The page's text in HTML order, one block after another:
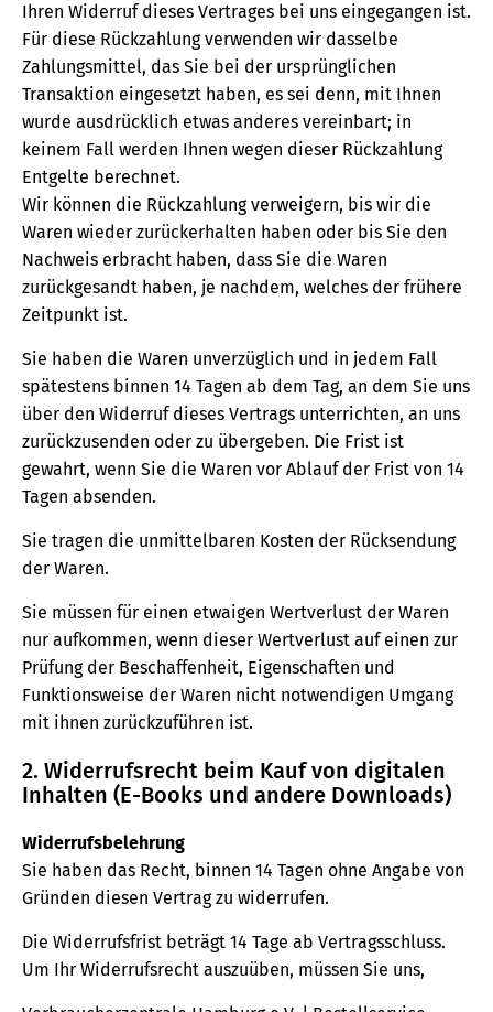
Ihren Widerruf dieses Vertrages bei uns eingegangen ist.
Für diese Rückzahlung verwenden wir dasselbe
Zahlungsmittel, das Sie bei der ursprünglichen
Transaktion eingesetzt haben, es sei denn, mit Ihnen
wurde ausdrücklich etwas anderes vereinbart; in
keinem Fall werden Ihnen wegen dieser Rückzahlung
Entgelte berechnet.
Wir können die Rückzahlung verweigern, bis wir die
Waren wieder zurückerhalten haben oder bis Sie den
Nachweis erbracht haben, dass Sie die Waren
zurückgesandt haben, je nachdem, welches der frühere
Zeitpunkt ist.
Sie haben die Waren unverzüglich und in jedem Fall
spätestens binnen 14 Tagen ab dem Tag, an dem Sie uns
über den Widerruf dieses Vertrags unterrichten, an uns
zurückzusenden oder zu übergeben. Die Frist ist
gewahrt, wenn Sie die Waren vor Ablauf der Frist von 14
Tagen absenden.
Sie tragen die unmittelbaren Kosten der Rücksendung
der Waren.
Sie müssen für einen etwaigen Wertverlust der Waren
nur aufkommen, wenn dieser Wertverlust auf einen zur
Prüfung der Beschaffenheit, Eigenschaften und
Funktionsweise der Waren nicht notwendigen Umgang
mit ihnen zurückzuführen ist.
2. Widerrufsrecht beim Kauf von digitalen
Inhalten (E-Books und andere Downloads)
Widerrufsbelehrung
Sie haben das Recht, binnen 14 Tagen ohne Angabe von
Gründen diesen Vertrag zu widerrufen.
Die Widerrufsfrist beträgt 14 Tage ab Vertragsschluss.
Um Ihr Widerrufsrecht auszuüben, müssen Sie uns,